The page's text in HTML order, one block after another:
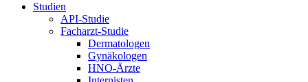
Studien
API-Studie
Facharzt-Studie
Dermatologen
Gynäkologen
HNO-Ärzte